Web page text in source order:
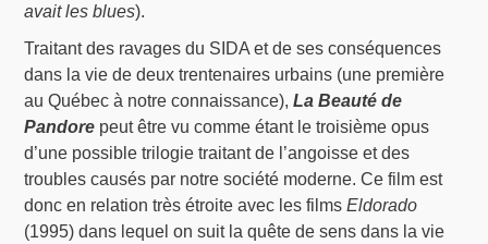
avait les blues).
Traitant des ravages du SIDA et de ses conséquences
dans la vie de deux trentenaires urbains (une première
au Québec à notre connaissance),La Beauté de
Pandore peut être vu comme étant le troisième opus
d’une possible trilogie traitant de l’angoisse et des
troubles causés par notre société moderne. Ce film est
donc en relation très étroite avec les filmsEldorado
(1995) dans lequel on suit la quête de sens dans la vie